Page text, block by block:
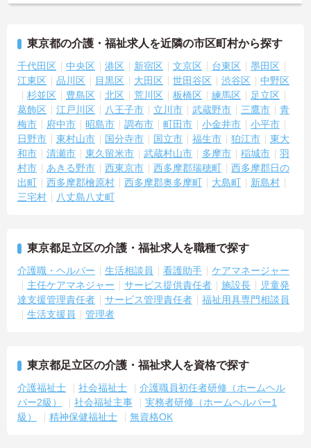
東京都の介護・福祉求人を近隣の市区町村から探す
千代田区 中央区 港区 新宿区 文京区 台東区
墨田区
江東区
品川区 目黒区 大田区 世田谷区 渋谷区
中野区
杉並区
豊島区 北区 荒川区 板橋区 練馬区
足立区
葛飾区
江戸川区 八王子市 立川市 武蔵野市 三鷹市
青
梅市
府中市 昭島市 調布市 町田市 小金井市
小平市
日野市
東村山市 国分寺市 国立市 福生市 狛江市
東大
和市
清瀬市 東久留米市 武蔵村山市 多摩市 稲城市
羽
村市
あきる野市 西東京市 西多摩郡瑞穂町
西多摩郡日の
出町
西多摩郡檜原村 西多摩郡奥多摩町 大島町
新島村
三宅村
八丈島八丈町
東京都足立区の介護・福祉求人を職種で探す
介護職・ヘルパー 生活相談員 看護助手
ケアマネージャー
主任ケアマネジャー
サービス提供責任者 施設長
児童発
達支援管理責任者
サービス管理責任者
福祉用具専門相談員
生活支援員
管理者
東京都足立区の介護・福祉求人を資格で探す
介護福祉士 社会福祉士
介護職員初任者研修（ホームヘル
パー2級）
社会福祉主事
実務者研修（ホームヘルパー1
級）
精神保健福祉士 無資格OK